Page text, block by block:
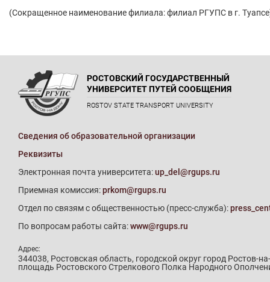
(Сокращенное наименование филиала: филиал РГУПС в г.
РОСТОВСКИЙ ГОСУДАРСТВЕННЫЙ
УНИВЕРСИТЕТ ПУТЕЙ СООБЩЕНИЯ
ROSTOV STATE TRANSPORT UNIVERSITY
Сведения об образовательной организации
Реквизиты
Электронная почта университета:up_del@rgups.ru
Приемная комиссия:prkom@rgups.ru
Отдел по связям с общественностью (пресс-служба):
По вопросам работы сайта:www@rgups.ru
Адрес:
344038, Ростовская область, городской округ город Ростов-
площадь Ростовского Стрелкового Полка Народного